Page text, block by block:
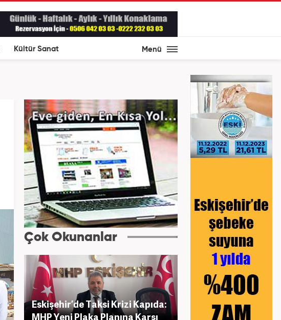
Kültür Sanat Menü
Çok Okunanlar
Eskişehir’de Taksi Krizi Kapıda:
MHP Yeni Plaka Planına Karşı